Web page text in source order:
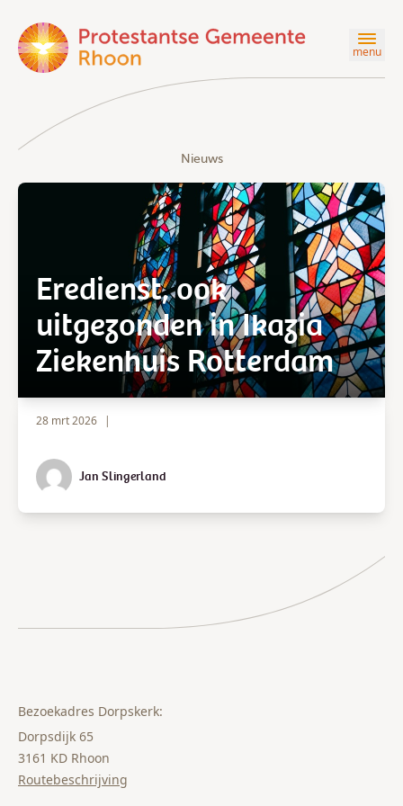
menu
Nieuws
Eredienst, ook
uitgezonden in Ikazia
Ziekenhuis Rotterdam
28 mrt 2026 |
Jan Slingerland
Bezoekadres Dorpskerk:
Dorpsdijk 65
3161 KD Rhoon
Routebeschrijving